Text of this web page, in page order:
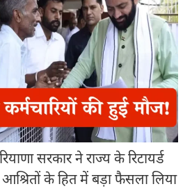
सरकार ने राज्य के रिटायर्ड
के हित में बड़ा फैसला लिया